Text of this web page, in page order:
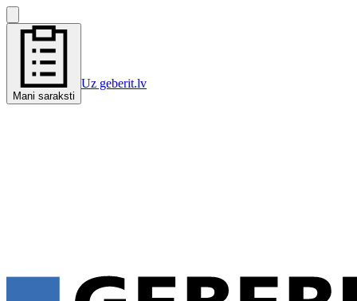
Mani saraksti
Uz geberit.lv